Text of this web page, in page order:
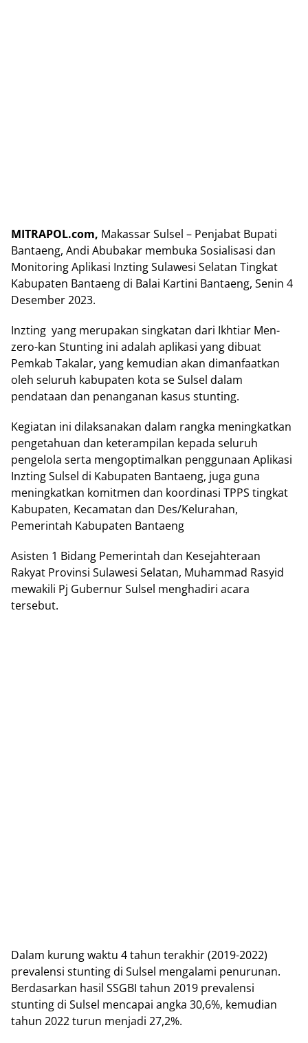
MITRAPOL.com, Makassar Sulsel – Penjabat Bupati
Bantaeng, Andi Abubakar membuka Sosialisasi dan
Monitoring Aplikasi Inzting Sulawesi Selatan Tingkat
Kabupaten Bantaeng di Balai Kartini Bantaeng, Senin 4
Desember 2023.
Inzting yang merupakan singkatan dari Ikhtiar Men-
zero-kan Stunting ini adalah aplikasi yang dibuat
Pemkab Takalar, yang kemudian akan dimanfaatkan
oleh seluruh kabupaten kota se Sulsel dalam
pendataan dan penanganan kasus stunting.
Kegiatan ini dilaksanakan dalam rangka meningkatkan
pengetahuan dan keterampilan kepada seluruh
pengelola serta mengoptimalkan penggunaan Aplikasi
Inzting Sulsel di Kabupaten Bantaeng, juga guna
meningkatkan komitmen dan koordinasi TPPS tingkat
Kabupaten, Kecamatan dan Des/Kelurahan,
Pemerintah Kabupaten Bantaeng
Asisten 1 Bidang Pemerintah dan Kesejahteraan
Rakyat Provinsi Sulawesi Selatan, Muhammad Rasyid
mewakili Pj Gubernur Sulsel menghadiri acara
tersebut.
Dalam kurung waktu 4 tahun terakhir (2019-2022)
prevalensi stunting di Sulsel mengalami penurunan.
Berdasarkan hasil SSGBI tahun 2019 prevalensi
stunting di Sulsel mencapai angka 30,6%, kemudian
tahun 2022 turun menjadi 27,2%.